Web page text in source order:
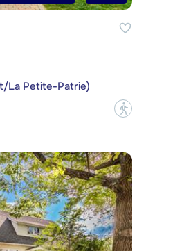
La Petite-Patrie)
?